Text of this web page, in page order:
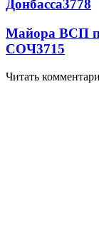
Донбасса3778
Майора ВСП
СОЧ3715
Читать